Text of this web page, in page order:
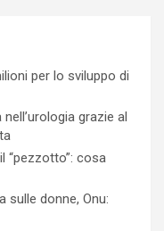
per lo sviluppo di
grazie al
“pezzotto”: cosa
sulle donne, Onu: